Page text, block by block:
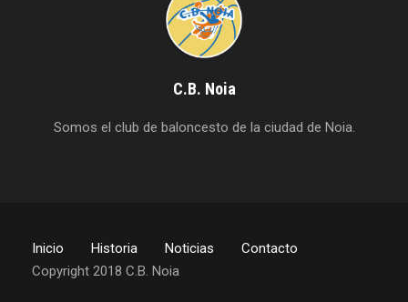
C.B. Noia
Somos el club de baloncesto de la ciudad de Noia.
Inicio Historia Noticias
Contacto
Copyright 2018 C.B. Noia